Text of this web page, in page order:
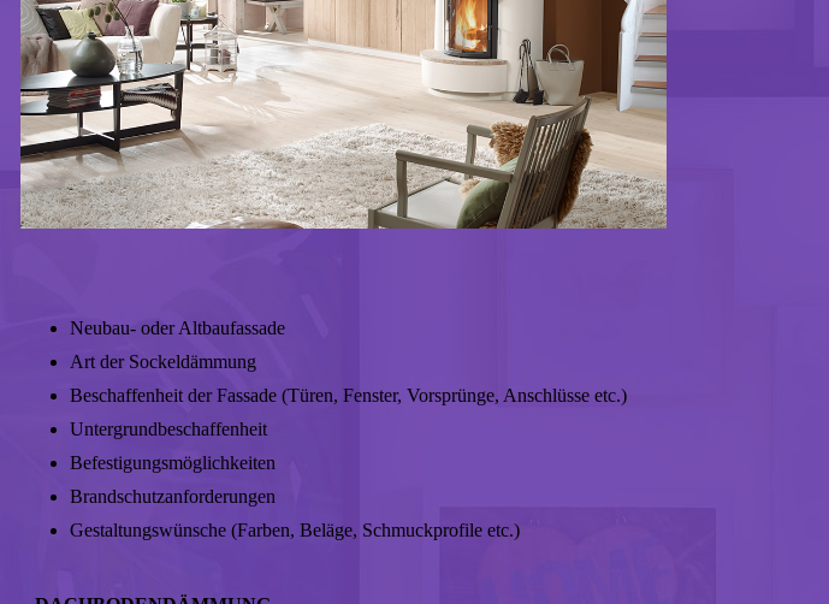
Neubau- oder Altbaufassade
Art der Sockeldämmung
Beschaffenheit der Fassade (Türen, Fenster, Vorsprünge, Anschlüsse etc.)
Untergrundbeschaffenheit
Befestigungsmöglichkeiten
Brandschutzanforderungen
Gestaltungswünsche (Farben, Beläge, Schmuckprofile etc.)